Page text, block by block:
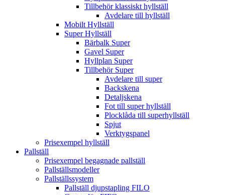
Tillbehör klassiskt hyllställ
Avdelare till hyllställ
Mobilt Hyllställ
Super Hyllställ
Bärbalk Super
Gavel Super
Hyllplan Super
Tillbehör Super
Avdelare till super
Backskena
Detaljskena
Fot till super hyllställ
Plocklåda till superhyllställ
Spjut
Verktygspanel
Prisexempel hyllställ
Pallställ
Prisexempel begagnade pallställ
Pallställsmodeller
Pallställssystem
Pallställ djupstapling FILO